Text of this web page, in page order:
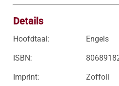
Details
Hoofdtaal: Engels
ISBN:
Imprint: Zoffoli